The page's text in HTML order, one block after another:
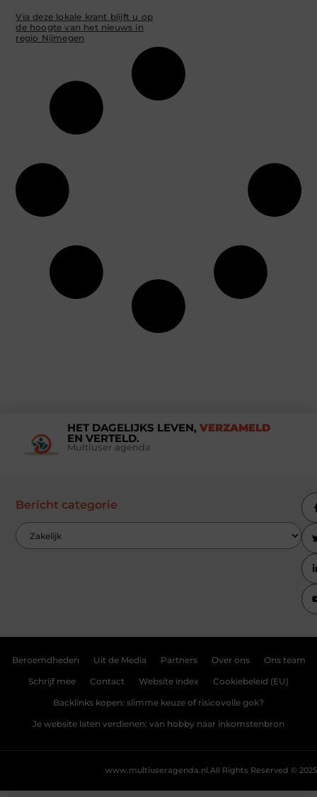
Via deze lokale krant blijft u op
de hoogte van het nieuws in
regio Nijmegen
HET DAGELIJKS LEVEN, VERZAMELD
EN VERTELD.
Multiuser agenda
Bericht categorie
Beroemdheden Uit de Media Partners Over ons Ons team
Schrijf mee Contact Website index Cookiebeleid (EU)
Backlinks kopen: slimme keuze of risicovolle gok?
Je website laten verdienen: van hobby naar inkomstenbron
All Rights Reserved © 2025
www.multiuseragenda.nl.